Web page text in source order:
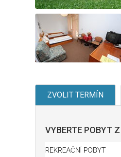
ZVOLIT TERMÍN
VYBERTE POBYT